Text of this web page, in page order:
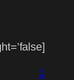
[soundcloud id=’334172632′ width=’100%’ height=’false’]
1